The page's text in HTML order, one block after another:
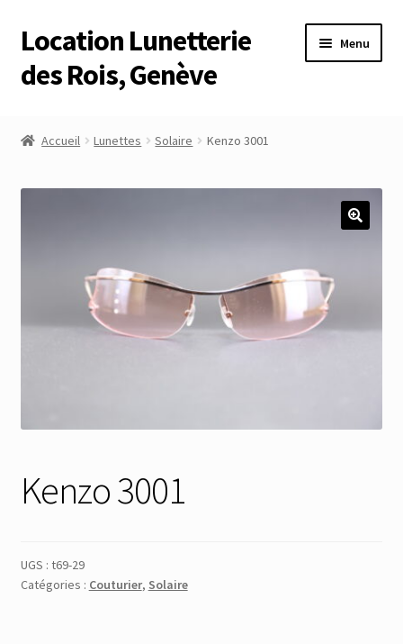
Aller
à
la
Aller
au
contenu
Location Lunetterie
des Rois, Genève
Menu
Mon Compte
Réinitialisation du mot de passe
Accueil Lunettes Solaire Kenzo 3001
Kenzo 3001
UGS : t69-29
Catégories : Couturier, Solaire